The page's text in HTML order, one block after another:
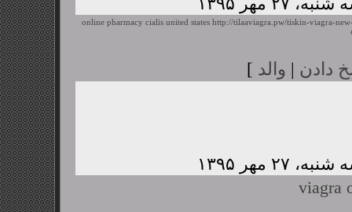
online pharmacy cialis united states http://tilaaviagra.pw/tiskin-viagra-
دادن | والد ]
viagra